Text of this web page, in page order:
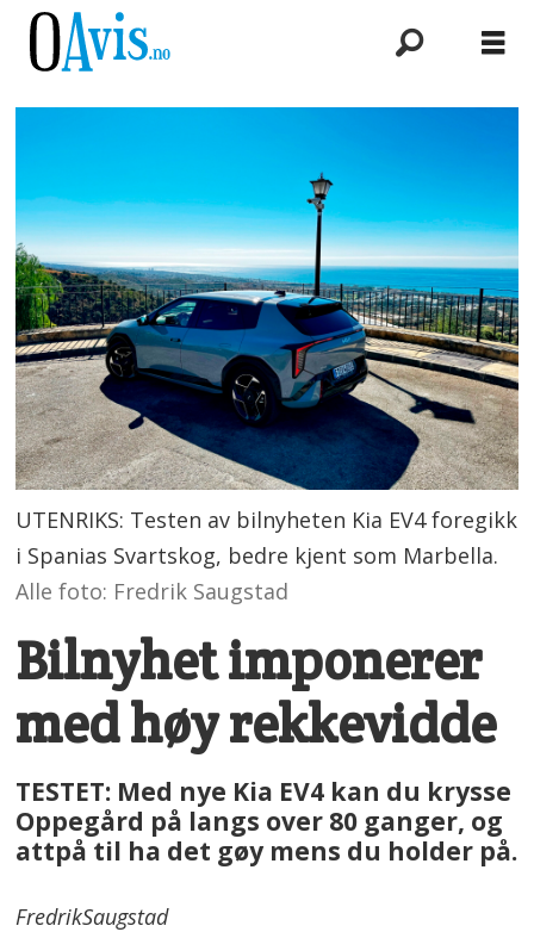
UTENRIKS: Testen av bilnyheten Kia EV4 foregikk
i Spanias Svartskog, bedre kjent som Marbella.
Alle foto: Fredrik Saugstad
Bilnyhet imponerer
med høy rekkevidde
TESTET: Med nye Kia EV4 kan du krysse
Oppegård på langs over 80 ganger, og
attpå til ha det gøy mens du holder på.
FredrikSaugstad